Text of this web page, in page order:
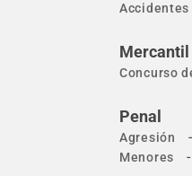
Mercantil
Concurso
Penal
Agresión -
Menores -